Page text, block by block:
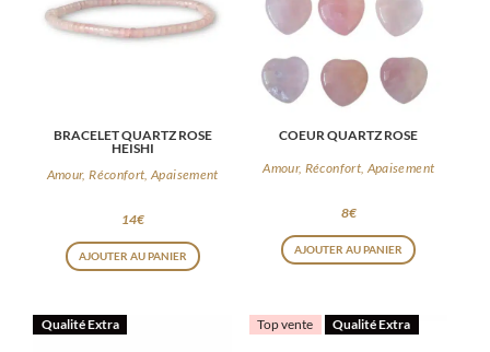
BRACELET QUARTZ ROSE
HEISHI
Amour, Réconfort, Apaisement
14€
AJOUTER AU PANIER
COEUR QUARTZ ROSE
Amour, Réconfort, Apaisement
8€
AJOUTER AU PANIER
Qualité Extra Top vente Qualité Extra